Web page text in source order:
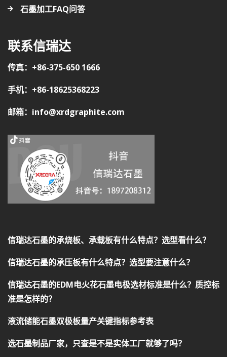
石墨加工FAQ问答
联系信瑞达
传真：+86-375-650 1666
手机：+86-18625368223
邮箱：info@xrdgraphite.com
信瑞达石墨的承烧板、承载板有什么特点？选型看什么？
信瑞达石墨的承压板有什么特点？选型要注意什么？
信瑞达石墨的EDM电火花石墨电极选材标准是什么？质控标
准是怎样的？
液流储能石墨双极板量产关键指标参考表
选石墨制品厂家，只查是不是实体工厂就够了吗？